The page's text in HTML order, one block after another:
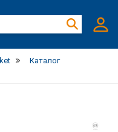
Каталог